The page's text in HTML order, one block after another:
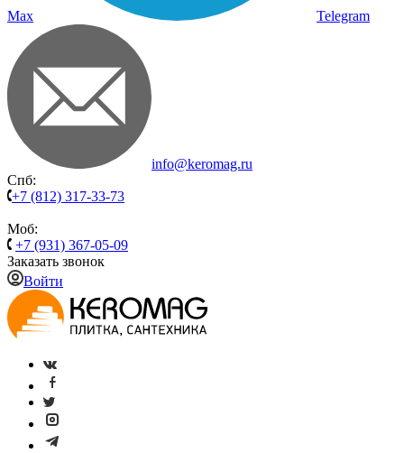
Max Telegram
info@keromag.ru
Спб:
+7 (812) 317-33-73
Моб:
+7 (931) 367-05-09
Заказать звонок
Войти